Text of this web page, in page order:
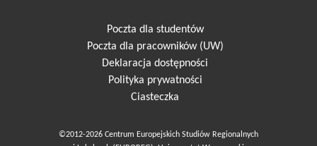
Poczta dla studentów
Poczta dla pracowników (UW)
Deklaracja dostępności
Polityka prywatności
Ciasteczka
©2012-2026 Centrum Europejskich Studiów Regionalnych